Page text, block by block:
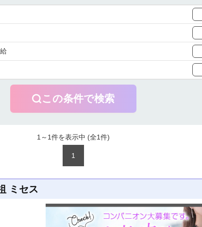
この条件で検索
1～1件を表示中 (全1件)
1
ミセス